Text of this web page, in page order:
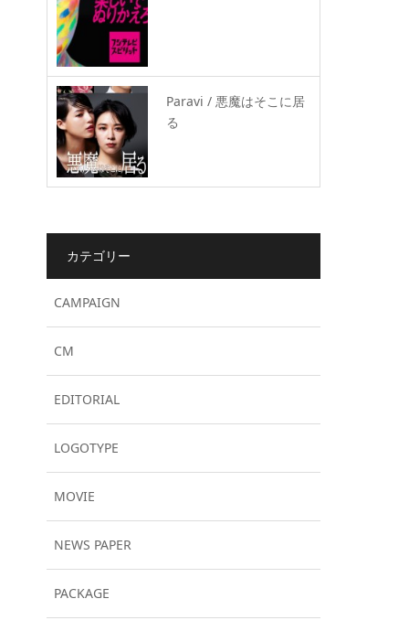
Paravi / 悪魔はそこに居
る
カテゴリー
CAMPAIGN
CM
EDITORIAL
LOGOTYPE
MOVIE
NEWS PAPER
PACKAGE